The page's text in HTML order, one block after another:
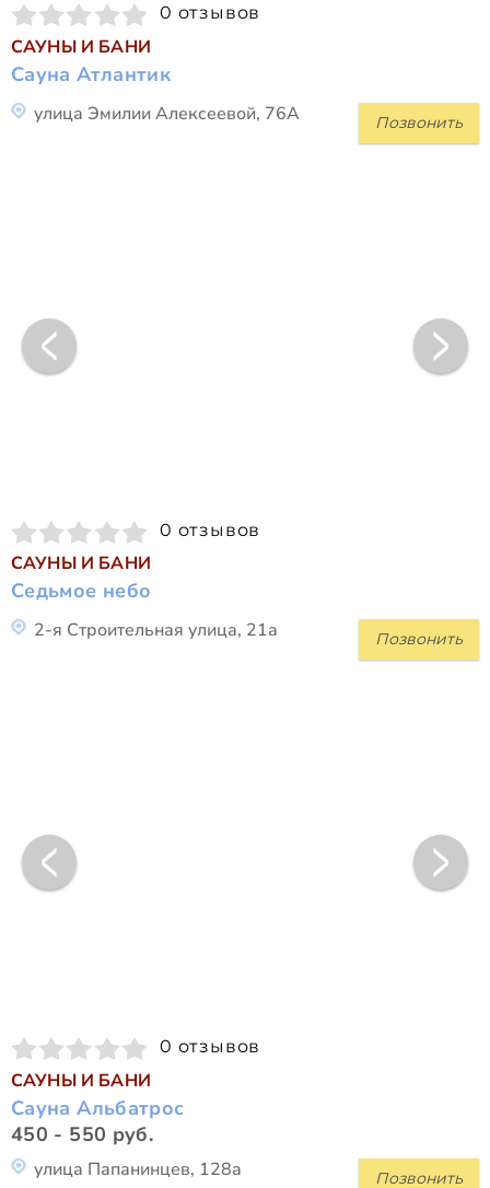
0 отзывов
САУНЫ И БАНИ
Сауна Атлантик
Позвонить
улица Эмилии Алексеевой, 76А
0 отзывов
САУНЫ И БАНИ
Седьмое небо
Позвонить
2-я Строительная улица, 21а
0 отзывов
САУНЫ И БАНИ
Сауна Альбатрос
450 - 550 руб.
Позвонить
улица Папанинцев, 128а